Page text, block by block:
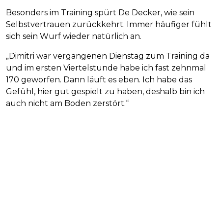
Besonders im Training spürt De Decker, wie sein
Selbstvertrauen zurückkehrt. Immer häufiger fühlt
sich sein Wurf wieder natürlich an.
„Dimitri war vergangenen Dienstag zum Training da
und im ersten Viertelstunde habe ich fast zehnmal
170 geworfen. Dann läuft es eben. Ich habe das
Gefühl, hier gut gespielt zu haben, deshalb bin ich
auch nicht am Boden zerstört.“